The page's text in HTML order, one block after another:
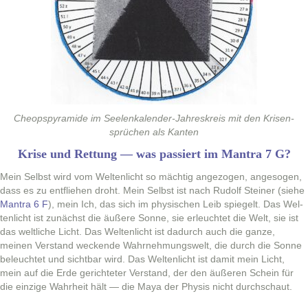
Cheop­spyra­mide im See­lenkalen­der-Jahreskreis mit den Krisen­
sprüchen als Kanten
Krise und Rettung — was passiert im Mantra 7 G?
Mein Selb­st wird vom Wel­tenlicht so mächtig ange­zo­gen, ange­so­gen,
dass es zu ent­fliehen dro­ht. Mein Selb­st ist nach Rudolf Stein­er (siehe
Mantra 6 F), mein Ich, das sich im physis­chen Leib spiegelt. Das Wel­
tenlicht ist zunächst die äußere Sonne, sie erleuchtet die Welt, sie ist
das weltliche Licht. Das Wel­tenlicht ist dadurch auch die ganze,
meinen Ver­stand weck­ende Wahrnehmungswelt, die durch die Sonne
beleuchtet und sicht­bar wird. Das Wel­tenlicht ist damit mein Licht,
mein auf die Erde gerichteter Ver­stand, der den äußeren Schein für
die einzige Wahrheit hält — die Maya der Physis nicht durch­schaut.